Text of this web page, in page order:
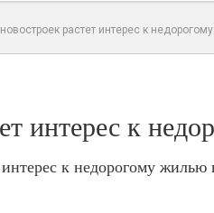
растет интерес к
интерес к
к недорогому жилью